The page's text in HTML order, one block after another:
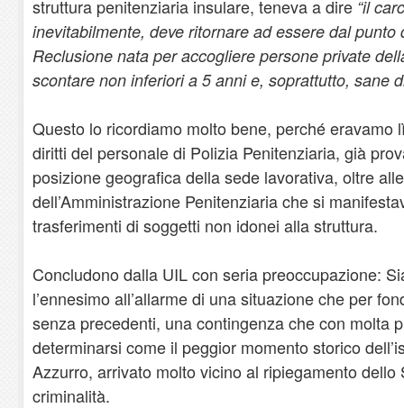
struttura penitenziaria insulare, teneva a dire “il
inevitabilmente, deve ritornare ad essere dal
Reclusione nata per accogliere persone private
scontare non inferiori a 5 anni e, soprattutto, sane
Questo lo ricordiamo molto bene, perché eravamo
diritti del personale di Polizia Penitenziaria, già
posizione geografica della sede lavorativa, oltre
dell’Amministrazione Penitenziaria che si
trasferimenti di soggetti non idonei alla struttura.
Concludono dalla UIL con seria preoccupazione:
l’ennesimo all’allarme di una situazione che per
senza precedenti, una contingenza che con molta
determinarsi come il peggior momento storico
Azzurro, arrivato molto vicino al ripiegamento dello
criminalità.